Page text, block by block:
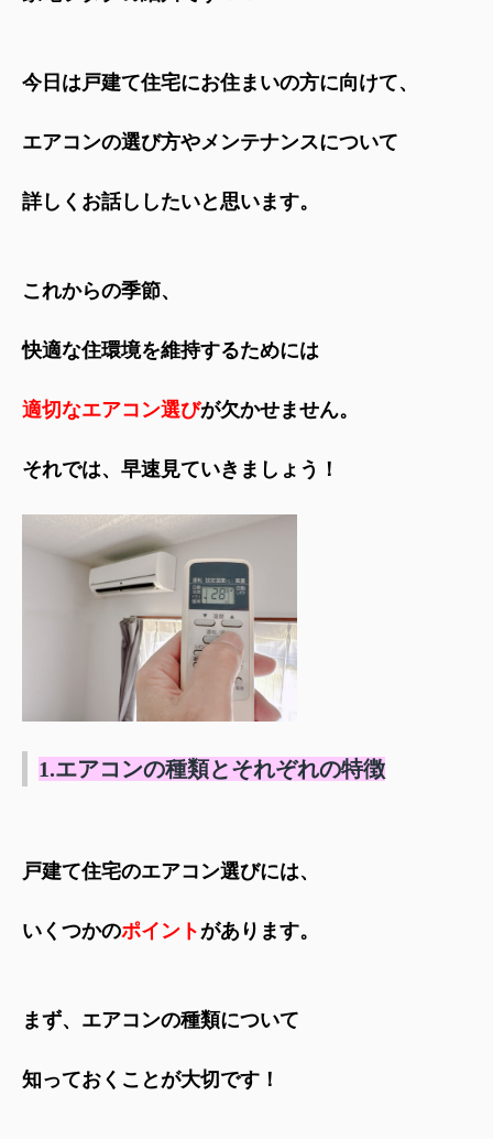
今日は戸建て住宅にお住まいの方に向けて、
エアコンの選び方やメンテナンスについて
詳しくお話ししたいと思います。
これからの季節、
快適な住環境を維持するためには
適切なエアコン選びが欠かせません。
それでは、早速見ていきましょう！
1.エアコンの種類とそれぞれの特徴
戸建て住宅のエアコン選びには、
いくつかのポイント があります。
まず、エアコンの種類について
知っておくことが大切です！